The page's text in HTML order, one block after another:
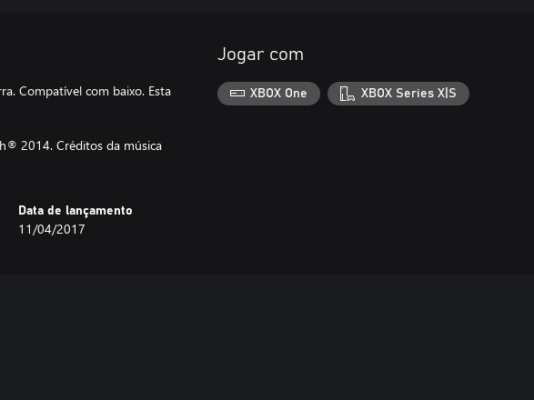
Compatível com baixo. Esta
2014. Créditos da música
Data de lançamento
11/04/2017
Jogar com
XBOX One XBOX Series X|S